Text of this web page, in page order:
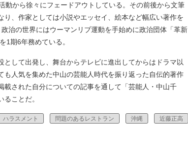
動から徐々にフェードアウトしている。その前後から文筆
、作家としては小説やエッセイ、絵本など幅広い著作を
治の世界にはウーマンリブ運動を手始めに政治団体「革新
1期6年務めている。
して出発し、舞台からテレビに進出してからはドラマ以
も人気を集めた中山の芸能人時代を振り返った自伝的著作
載された自分についての記事を通して「芸能人・中山千
ことだ。
ハラスメント 問題のあるレストラン 沖縄 近藤正高